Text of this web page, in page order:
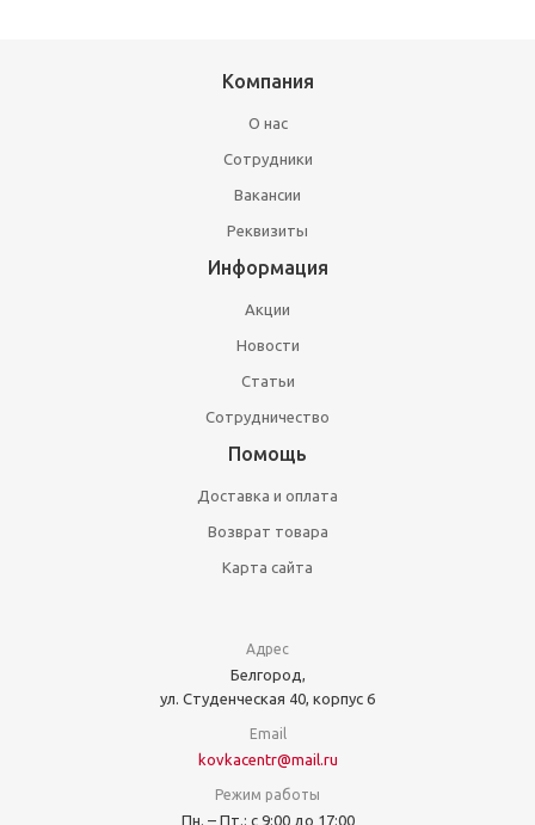
Компания
О нас
Сотрудники
Вакансии
Реквизиты
Информация
Акции
Новости
Статьи
Сотрудничество
Помощь
Доставка и оплата
Возврат товара
Карта сайта
Адрес
Белгород,
ул. Студенческая 40, корпус 6
Email
kovkacentr@mail.ru
Режим работы
Пн. – Пт.: с 9:00 до 17:00